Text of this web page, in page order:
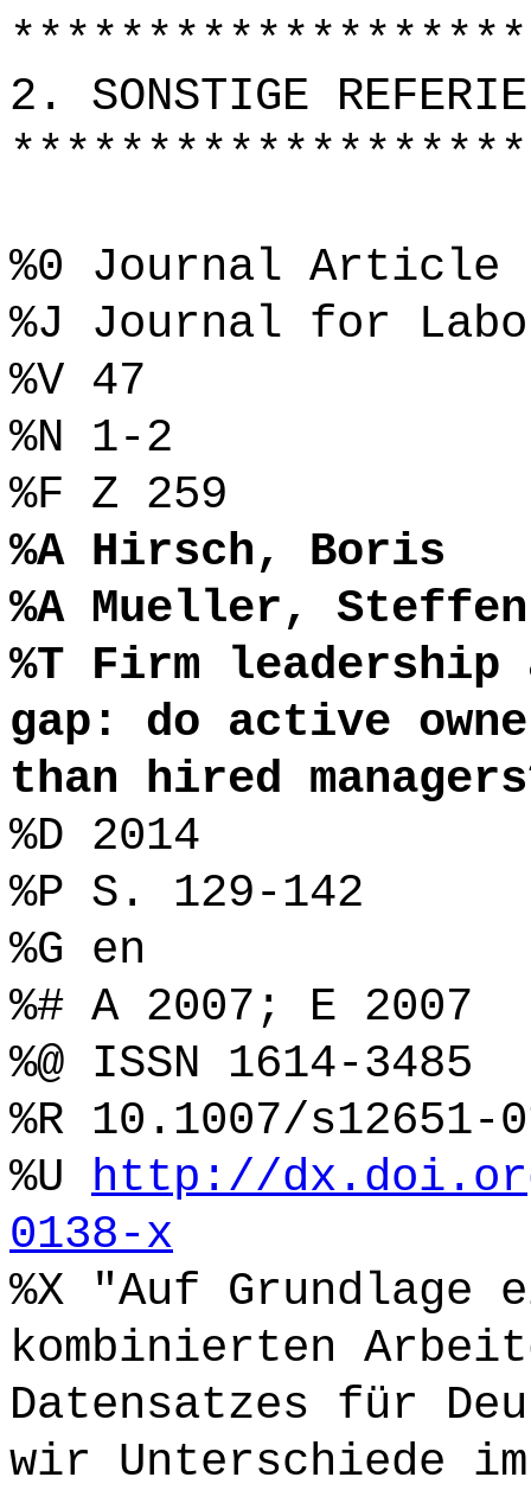
2. SONSTIGE
%0 Journal Article
%J Journal for
%V 47
%N 1-2
%F Z 259
%A Hirsch, Boris
%A Mueller, Steffen
%T Firm leadership
gap: do active
than hired
%D 2014
%P S. 129-142
%G en
%# A 2007; E 2007
%@ ISSN 1614-3485
%R 10.1007/s12651-
%U http://
0138-x
%X "Auf Grundlage
kombinierten
Datensatzes für
wir Unterschiede